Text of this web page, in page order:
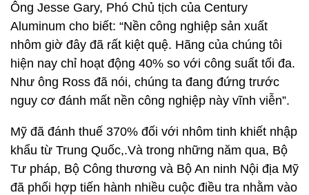
Ông Jesse Gary, Phó Chủ tịch của Century
Aluminum cho biết: “Nền công nghiệp sản xuất
nhôm giờ đây đã rất kiệt quệ. Hãng của chúng tôi
hiện nay chỉ hoạt động 40% so với công suất tối đa.
Như ông Ross đã nói, chúng ta đang đứng trước
nguy cơ đánh mất nền công nghiệp này vĩnh viễn”.
Mỹ đã đánh thuế 370% đối với nhôm tinh khiết nhập
khẩu từ Trung Quốc,.Và trong những năm qua, Bộ
Tư pháp, Bộ Công thương và Bộ An ninh Nội địa Mỹ
đã phối hợp tiến hành nhiều cuộc điều tra nhằm vào